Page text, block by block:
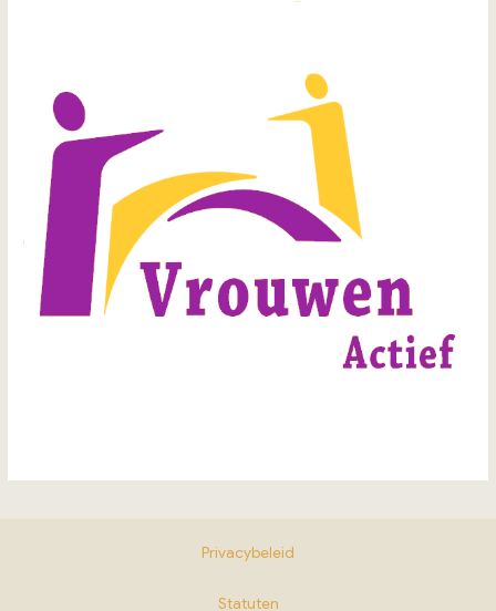
Privacybeleid
Statuten